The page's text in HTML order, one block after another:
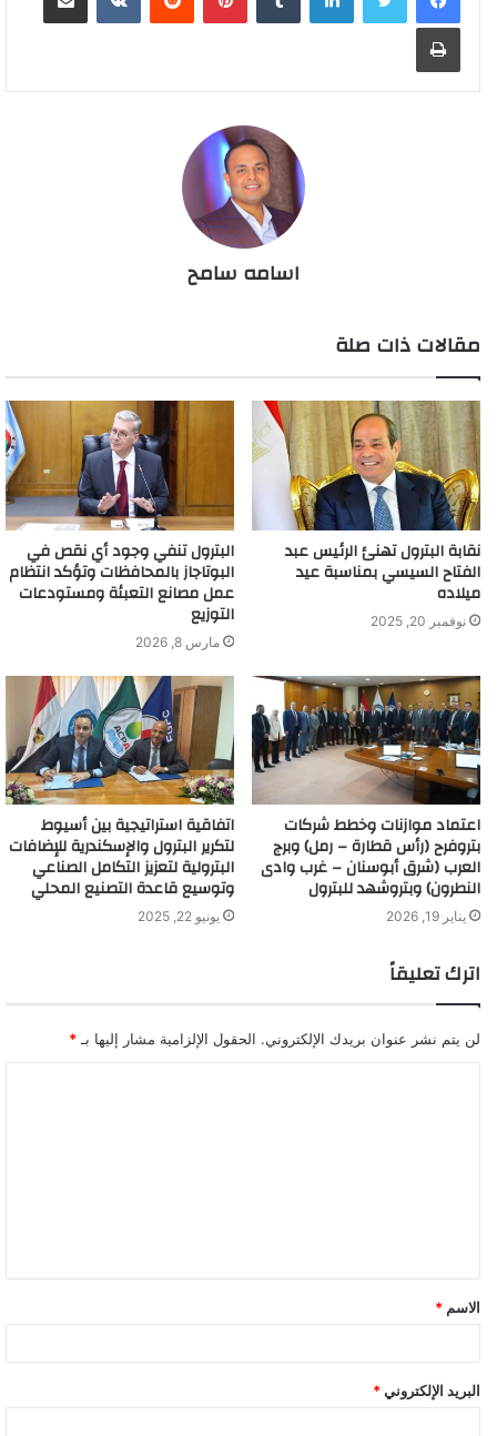
طباعة
اسامه سامح
مقالات ذات صلة
نقابة البترول تهنئ الرئيس عبد
الفتاح السيسي بمناسبة عيد
ميلاده
نوفمبر 20, 2025
البترول تنفي وجود أي نقص في
البوتاجاز بالمحافظات وتؤكد انتظام
عمل مصانع التعبئة ومستودعات
التوزيع
مارس 8, 2026
اعتماد موازنات وخطط شركات
بتروفرح (رأس قطارة – رمل) وبرج
العرب (شرق أبوسنان – غرب وادى
النطرون) وبتروشهد للبترول
يناير 19, 2026
اتفاقية استراتيجية بين أسيوط
لتكرير البترول والإسكندرية للإضافات
البترولية لتعزيز التكامل الصناعي
وتوسيع قاعدة التصنيع المحلي
يونيو 22, 2025
اترك تعليقاً
لن يتم نشر عنوان بريدك الإلكتروني. الحقول الإلزامية مشار إليها بـ *
ق
*
الاسم *
البريد الإلكتروني *